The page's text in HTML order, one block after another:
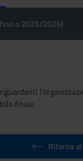
a 2025/2026)
finale.
Ritorna